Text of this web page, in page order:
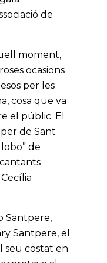
de
moment,
ocasions
per les
cosa que va
el públic. El
de Sant
lobo” de
Santpere,
Santpere, el
seu costat en